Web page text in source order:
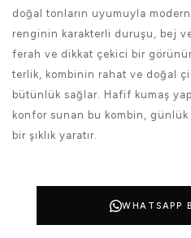
doğal tonların uyumuyla
renginin karakterli duruşu, bej
ferah ve dikkat çekici bir
terlik, kombinin rahat ve doğal
bütünlük sağlar. Hafif kumaş
konfor sunan bu kombin,
bir şıklık yaratır.
WHATSAPP